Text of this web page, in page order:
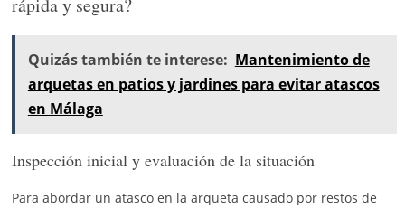
rápida y segura?
Quizás también te interese: Mantenimiento de
arquetas en patios y jardines para evitar atascos
en Málaga
Inspección inicial y evaluación de la situación
Para abordar un atasco en la arqueta causado por restos de